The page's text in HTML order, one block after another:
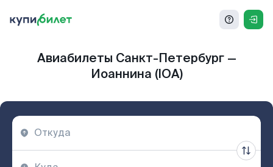
Авиабилеты Санкт-Петербург —
Иоаннина (IOA)